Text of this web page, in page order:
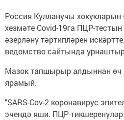
Россия Кулланучы хокукларын
хезмәте Covid-19га ПЦР-
әзерләнү тәртипләрен
ведомство сайтында
Мазок тапшырыр алдыннан өч
ярамый.
"SARS-Cov-2 коронавирус
эчендә яши. ПЦР-